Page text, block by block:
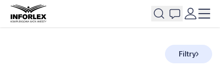
Filtry